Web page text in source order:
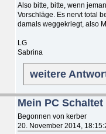
Also bitte, bitte, wenn
Vorschläge. Es nervt total
damals weggekriegt, also
LG
Sabrina
weitere
Mein PC
Begonnen von kerber
20. November 2014,